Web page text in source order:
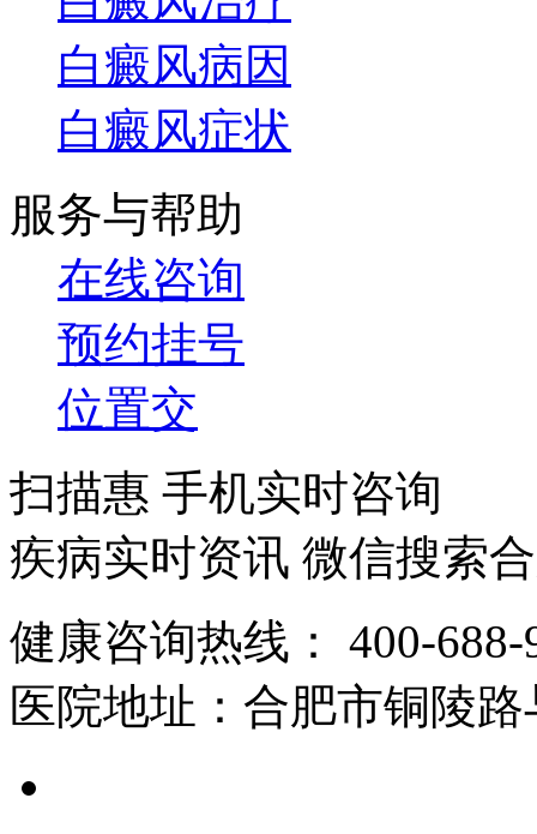
白癜风病因
白癜风症状
服务与帮助
在线咨询
预约挂号
位置交
扫描惠 手机实时咨询
疾病实时资讯 微信搜索
健康咨询热线： 400-688-
医院地址： 合肥市铜陵